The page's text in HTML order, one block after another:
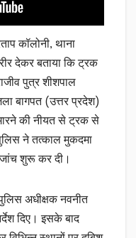
कॉलोनी, थाना
देकर बताया कि ट्रक
पुत्र शीशपाल
बागपत (उत्तर प्रदेश)
की नीयत से ट्रक से
ने तत्काल मुकदमा
शुरू कर दी।
अधीक्षक नवनीत
दिए। इसके बाद